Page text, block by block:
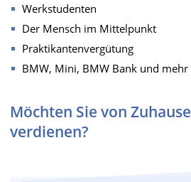
Werkstudenten
Der Mensch im Mittelpunkt
Praktikantenvergütung
BMW, Mini, BMW Bank und mehr
Möchten Sie von
verdienen?